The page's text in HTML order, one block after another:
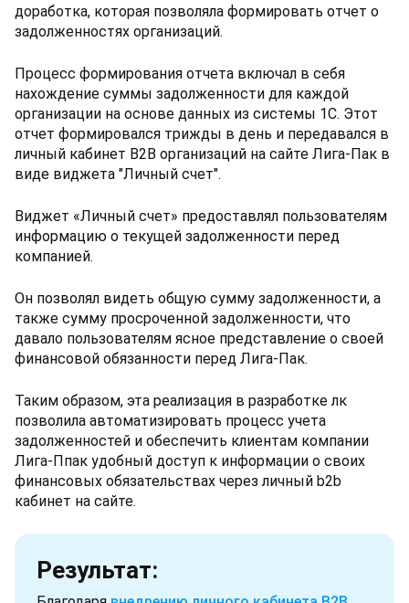
доработка, которая позволяла формировать отчет о
задолженностях организаций.
Процесс формирования отчета включал в себя
нахождение суммы задолженности для каждой
организации на основе данных из системы 1С. Этот
отчет формировался трижды в день и передавался в
личный кабинет B2B организаций на сайте Лига-Пак в
виде виджета "Личный счет".
Виджет «Личный счет» предоставлял пользователям
информацию о текущей задолженности перед
компанией.
Он позволял видеть общую сумму задолженности, а
также сумму просроченной задолженности, что
давало пользователям ясное представление о своей
финансовой обязанности перед Лига-Пак.
Таким образом, эта реализация в разработке лк
позволила автоматизировать процесс учета
задолженностей и обеспечить клиентам компании
Лига-Ппак удобный доступ к информации о своих
финансовых обязательствах через личный b2b
кабинет на сайте.
Результат: